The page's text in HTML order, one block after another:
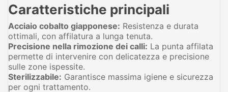
Caratteristiche principali
Acciaio cobalto giapponese: Resistenza e durata
ottimali, con affilatura a lunga tenuta.
Precisione nella rimozione dei calli: La punta affilata
permette di intervenire con delicatezza e precisione
sulle zone ispessite.
Sterilizzabile: Garantisce massima igiene e sicurezza
per ogni trattamento.